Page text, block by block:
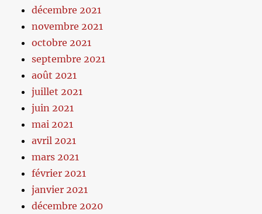
décembre 2021
novembre 2021
octobre 2021
septembre 2021
août 2021
juillet 2021
juin 2021
mai 2021
avril 2021
mars 2021
février 2021
janvier 2021
décembre 2020